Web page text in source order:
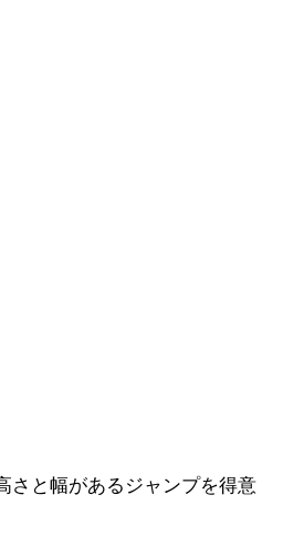
さと幅があるジャンプを得意